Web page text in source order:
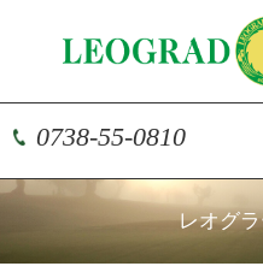
0738-55-0810
レオグ